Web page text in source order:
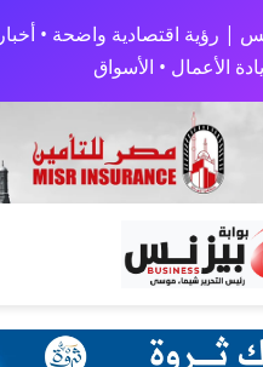
| رؤية اقتصادية واضحة • أخبار
الأعمال • الأسواق